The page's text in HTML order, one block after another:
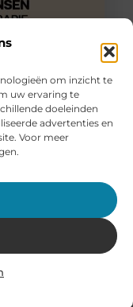
om inzicht te
uw ervaring te
doeleinden
advertenties en
Voor meer
bij JobCar –
juiste adres voor
Of u nu